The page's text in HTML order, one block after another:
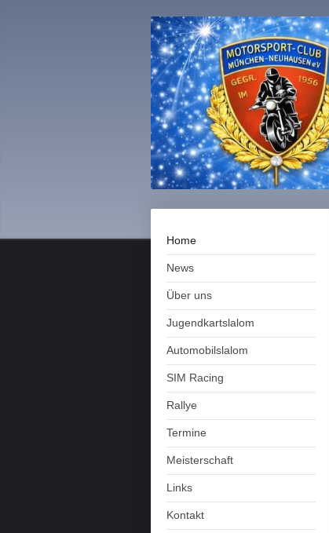
Home
News
Über uns
Jugendkartslalom
Automobilslalom
SIM Racing
Rallye
Termine
Meisterschaft
Links
Kontakt